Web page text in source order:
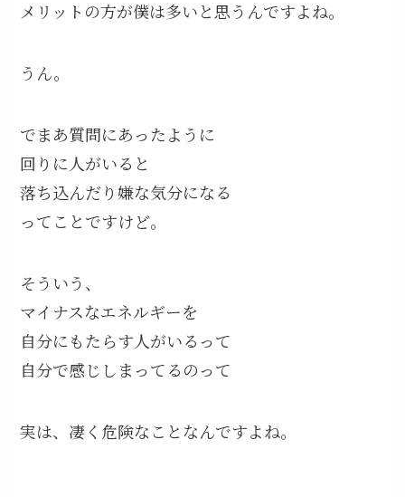
メリットの方が僕は多いと思うんですよね。
うん。
でまあ質問にあったように
回りに人がいると
落ち込んだり嫌な気分になる
ってことですけど。
そういう、
マイナスなエネルギーを
自分にもたらす人がいるって
自分で感じしまってるのって
実は、凄く危険なことなんですよね。